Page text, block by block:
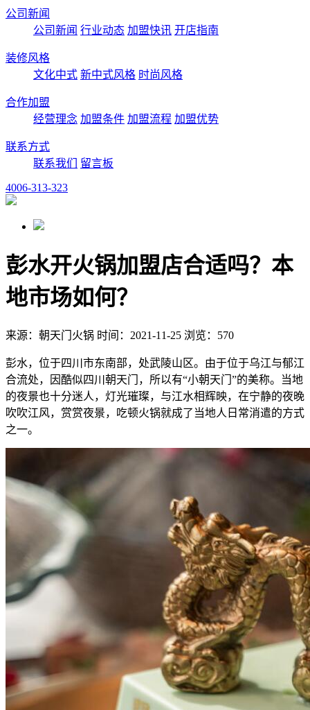
公司新闻
公司新闻 行业动态 加盟快讯 开店指南
装修风格
文化中式 新中式风格 时尚风格
合作加盟
经营理念 加盟条件 加盟流程 加盟优势
联系方式
联系我们
留言板
4006-313-323
彭水开火锅加盟店合适吗？本
地市场如何？
来源：朝天门火锅 时间：2021-11-25 浏览：570
彭水，位于四川市东南部，处武陵山区。由于位于乌江与郁江
合流处，因酷似四川朝天门，所以有“小朝天门”的美称。当地
的夜景也十分迷人，灯光璀璨，与江水相辉映，在宁静的夜晚
吹吹江风，赏赏夜景，吃顿火锅就成了当地人日常消遣的方式
之一。